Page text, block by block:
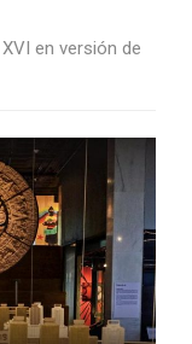
en versión de